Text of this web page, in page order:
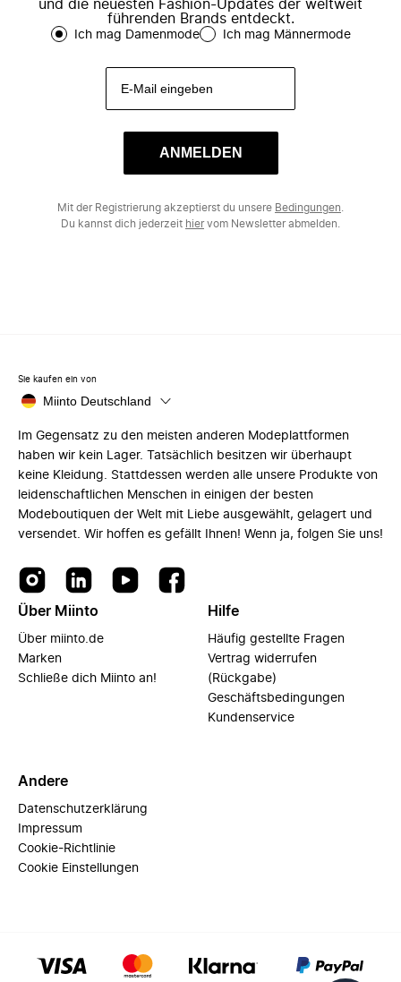
und die neuesten Fashion-Updates der weltweit
führenden Brands entdeckt.
Ich mag Damenmode Ich mag Männermode
ANMELDEN
Mit der Registrierung akzeptierst du unsere Bedingungen
Du kannst dich jederzeit hiervom Newsletter abmelden.
Sie kaufen ein von
Miinto Deutschland
Im Gegensatz zu den meisten anderen Modeplattformen
haben wir kein Lager. Tatsächlich besitzen wir überhaupt
keine Kleidung. Stattdessen werden alle unsere Produkte von
leidenschaftlichen Menschen in einigen der besten
Modeboutiquen der Welt mit Liebe ausgewählt, gelagert und
versendet. Wir hoffen es gefällt Ihnen! Wenn ja, folgen Sie uns!
Über Miinto
Über miinto.de
Marken
Schließe dich Miinto an!
Hilfe
Häufig gestellte Fragen
Vertrag widerrufen
(Rückgabe)
Geschäftsbedingungen
Kundenservice
Andere
Datenschutzerklärung
Impressum
Cookie-Richtlinie
Cookie Einstellungen